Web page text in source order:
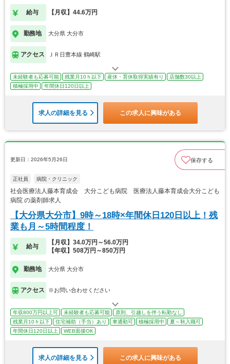
給与 【月収】44.6万円
勤務地 大分県 大分市
アクセス ＪＲ日豊本線 鶴崎駅
未経験者も応募可能 残業月10ｈ以下 産休・育休取得実績有り
店舗数30以上
積極採用中
年間休日120日以上
求人の詳細を見る この求人に興味がある
更新日：2026年5月26日 保存する
正社員 病院・クリニック
社会医療法人藤本育成会 大分こども病院 医療法人藤本育成会大分こども
病院 の薬剤師求人
【大分県大分市】9時～18時×年間休日120日以上！残
業も月～5時間程度！
給与
【月収】34.0万円～56.0万円
【年収】508万円～850万円
勤務地 大分県 大分市
アクセス ※お問い合わせください
年収800万円以上可 未経験者も応募可能
原則、引越しを伴う転勤なし
残業月10ｈ以下
住宅補助（手当）あり 車通勤可 積極採用中
夏～秋入職可
年間休日120日以上
WEB面接OK
求人の詳細を見る この求人に興味がある